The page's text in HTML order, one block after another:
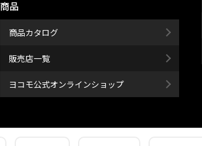
商品
商品カタログ
販売店一覧
ヨコモ公式オンラインショップ